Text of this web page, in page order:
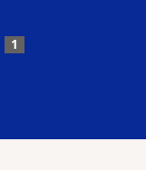
1